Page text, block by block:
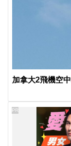
加拿大2飛機空
PR